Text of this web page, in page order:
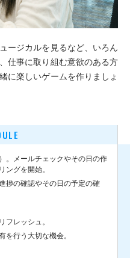
ージカルを見るなど、いろん
仕事に取り組む意欲のある方
に楽しいゲームを作りましょ
。メールチェックやその日の作
ングを開始。
捗の確認やその日の予定の確
フレッシュ。
を行う大切な機会。